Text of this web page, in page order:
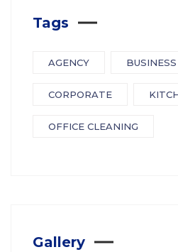
Tags
AGENCY BUSINESS
CORPORATE
OFFICE CLEANING
Gallery